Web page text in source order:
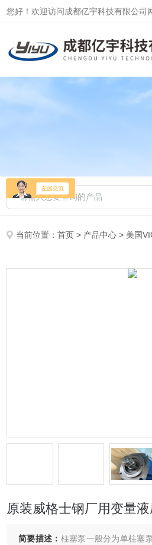
您好！欢迎访问成都亿宇科技有限公司
当前位置：首页 > 产品中心 > 美国
原装威格士钢厂用变量
简要描述： 柱塞泵一般分为单柱塞